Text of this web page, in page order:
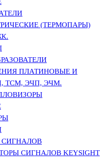
(ТЕРМОПАРЫ)
ПЛАТИНОВЫЕ И
ТСМ, ЭЧП, ЭЧМ.
СИГНАЛОВ
СИГНАЛОВ KEYSIGHT